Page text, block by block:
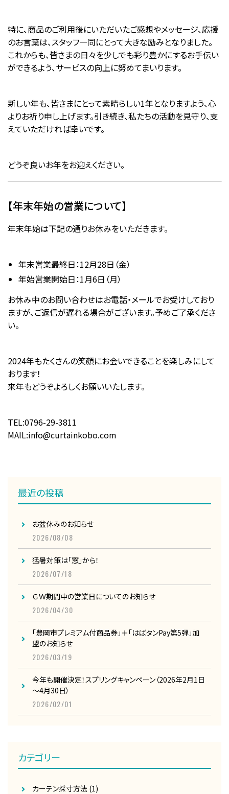
特に、商品のご利用後にいただいたご感想やメッセージ、応援
のお言葉は、スタッフ一同にとって大きな励みとなりました。
これからも、皆さまの日々を少しでも彩り豊かにするお手伝い
ができるよう、サービスの向上に努めてまいります。
新しい年も、皆さまにとって素晴らしい1年となりますよう、心
よりお祈り申し上げます。引き続き、私たちの活動を見守り、支
えていただければ幸いです。
どうぞ良いお年をお迎えください。
【年末年始の営業について】
年末年始は下記の通りお休みをいただきます。
年末営業最終日：12月28日（金）
年始営業開始日：1月6日（月）
お休み中のお問い合わせはお電話・メールでお受けしており
ますが、ご返信が遅れる場合がございます。予めご了承くださ
い。
2024年もたくさんの笑顔にお会いできることを楽しみにして
おります！
来年もどうぞよろしくお願いいたします。
TEL:0796-29-3811
MAIL:info@curtainkobo.com
最近の投稿
お盆休みのお知らせ
2026/08/08
猛暑対策は「窓」から！
2026/07/18
ＧＷ期間中の営業日についてのお知らせ
2026/04/30
「豊岡市プレミアム付商品券」＋「はばタンPay第5弾」加
盟のお知らせ
2026/03/19
今年も開催決定！スプリングキャンペーン（2026年2月1日
～4月30日）
2026/02/01
カテゴリー
カーテン採寸方法 (1)